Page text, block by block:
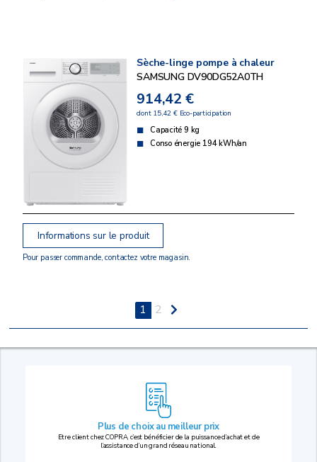
Sèche-linge pompe à chaleur
SAMSUNG DV90DG52A0TH
914,42 €
dont 15,42 € Eco-participation
Capacité 9 kg
Conso énergie 194 kWh/an
Informations sur le produit
Pour passer commande, contactez votre magasin.
1 2
Plus de choix au meilleur prix
Etre client chez COPRA, c’est bénéficier de la puissance d’achat et de
l’assistance d’un grand réseau national.